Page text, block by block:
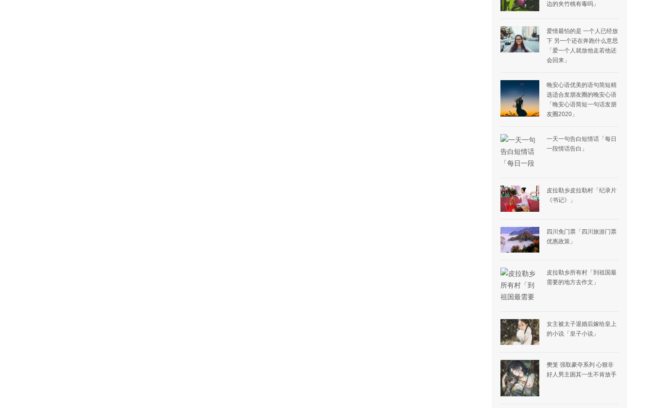
边的夹竹桃有毒吗」
爱情最怕的是 一个人已经放
下 另一个还在奔跑什么意思
「爱一个人就放他走若他还
会回来」
晚安心语优美的语句简短精
选适合发朋友圈的晚安心语
「晚安心语简短一句话发朋
友圈2020」
一天一句告白短情话「每日
一段情话告白」
皮拉勒乡皮拉勒村「纪录片
《书记》」
四川免门票「四川旅游门票
优惠政策」
皮拉勒乡所有村「到祖国最
需要的地方去作文」
女主被太子退婚后嫁给皇上
的小说「皇子小说」
樊笼 强取豪夺系列 心狠非
好人男主困其一生不肯放手